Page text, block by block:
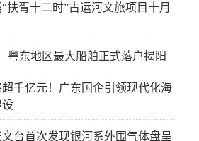
扶胥十二时”古运河文旅项目十月
粤东地区最大船舶正式落户揭阳
千亿元！广东国企引领现代化海
设
台首次发现银河系外围气体盘呈